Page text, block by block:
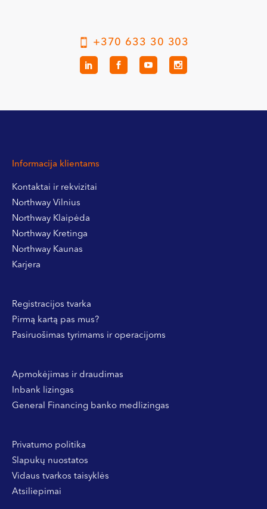
+370 633 30 303
Informacija klientams
Kontaktai ir rekvizitai
Northway Vilnius
Northway Klaipėda
Northway Kretinga
Northway Kaunas
Karjera
Registracijos tvarka
Pirmą kartą pas mus?
Pasiruošimas tyrimams ir operacijoms
Apmokėjimas ir draudimas
Inbank lizingas
General Financing banko medlizingas
Privatumo politika
Slapukų nuostatos
Vidaus tvarkos taisyklės
Atsiliepimai